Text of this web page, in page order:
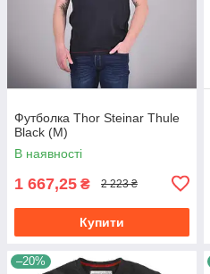
Футболка Thor Steinar Thule
Black (M)
В наявності
1 667,25 ₴ 2 223 ₴
Купити
–20%